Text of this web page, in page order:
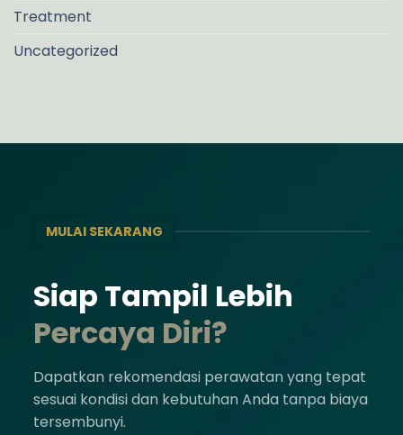
Treatment
Uncategorized
MULAI SEKARANG
Siap Tampil Lebih
Percaya Diri?
Dapatkan rekomendasi perawatan yang tepat
sesuai kondisi dan kebutuhan Anda tanpa biaya
tersembunyi.